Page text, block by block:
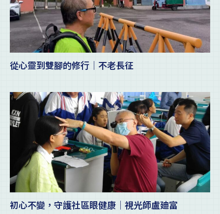
從心靈到雙腳的修行｜不老長征
初心不變，守護社區眼健康｜視光師盧廸富